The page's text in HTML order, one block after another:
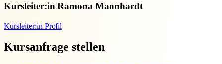
Kursleiter:in Ramona Mannhardt
Kursleiter:in Profil
Kursanfrage stellen